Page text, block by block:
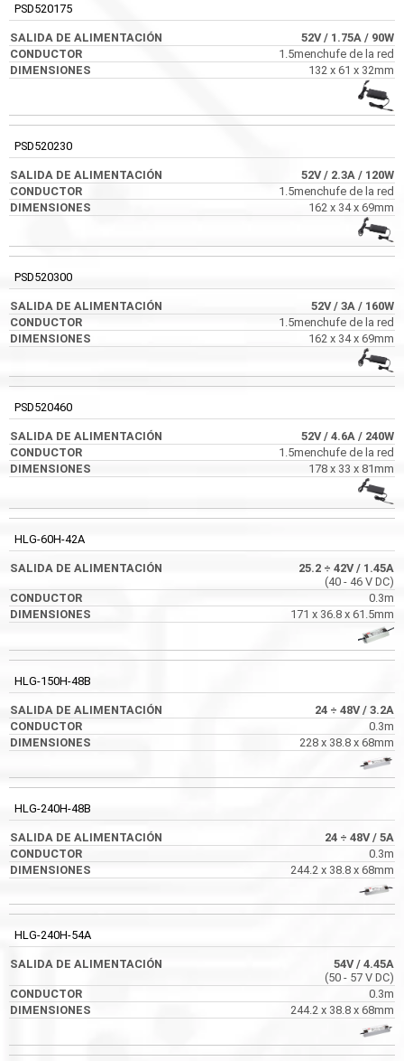
PSD520175
52V/ 1.75A / 90W
1.5menchufe de la red
132 x 61 x 32mm
PSD520230
52V/ 2.3A / 120W
1.5menchufe de la red
162 x 34 x 69mm
PSD520300
52V/ 3A / 160W
1.5menchufe de la red
162 x 34 x 69mm
PSD520460
52V/ 4.6A / 240W
1.5menchufe de la red
178 x 33 x 81mm
HLG-60H-42A
25.2 ÷ 42V/ 1.45A
(40 - 46 V DC)
0.3m
171 x 36.8 x 61.5mm
HLG-150H-48B
24 ÷ 48V/ 3.2A
0.3m
228 x 38.8 x 68mm
HLG-240H-48B
24 ÷ 48V/ 5A
0.3m
244.2 x 38.8 x 68mm
HLG-240H-54A
54V/ 4.45A
(50 - 57 V DC)
0.3m
244.2 x 38.8 x 68mm